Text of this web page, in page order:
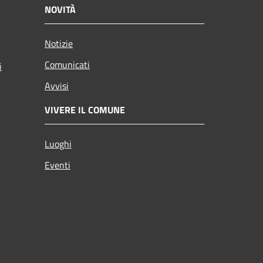
NOVITÀ
Notizie
Comunicati
Avvisi
VIVERE IL COMUNE
Luoghi
Eventi